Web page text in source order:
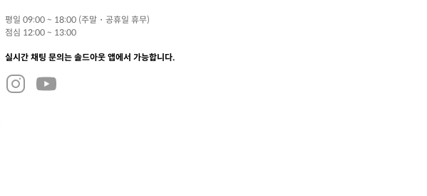
평일 09:00 ~ 18:00 (주말・공휴일 휴무)
점심 12:00 ~ 13:00
실시간 채팅 문의는 솔드아웃 앱에서 가능합니다.